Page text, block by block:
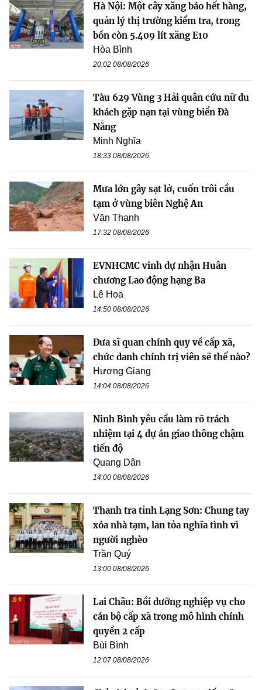
Hà Nội: Một cây xăng báo hết hàng,
quản lý thị trường kiểm tra, trong
bồn còn 5.409 lít xăng E10
Hòa Bình
20:02 08/08/2026
Tàu 629 Vùng 3 Hải quân cứu nữ du
khách gặp nạn tại vùng biển Đà
Nẵng
Minh Nghĩa
18:33 08/08/2026
Mưa lớn gây sạt lở, cuốn trôi cầu
tạm ở vùng biên Nghệ An
Văn Thanh
17:32 08/08/2026
EVNHCMC vinh dự nhận Huân
chương Lao động hạng Ba
Lê Hoa
14:50 08/08/2026
Đưa sĩ quan chính quy về cấp xã,
chức danh chính trị viên sẽ thế nào?
Hương Giang
14:04 08/08/2026
Ninh Bình yêu cầu làm rõ trách
nhiệm tại 4 dự án giao thông chậm
tiến độ
Quang Dân
14:00 08/08/2026
Thanh tra tỉnh Lạng Sơn: Chung tay
xóa nhà tạm, lan tỏa nghĩa tình vì
người nghèo
Trần Quý
13:00 08/08/2026
Lai Châu: Bồi dưỡng nghiệp vụ cho
cán bộ cấp xã trong mô hình chính
quyền 2 cấp
Bùi Bình
12:07 08/08/2026